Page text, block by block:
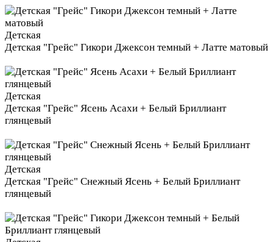
Детская
Детская "Грейс" Гикори Джексон темный + Латте матовый
Детская
Детская "Грейс" Ясень Асахи + Белый Бриллиант
глянцевый
Детская
Детская "Грейс" Снежный Ясень + Белый Бриллиант
глянцевый